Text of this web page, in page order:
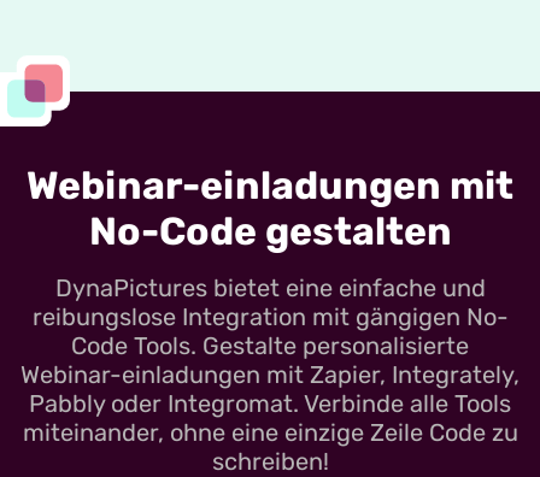
Webinar-einladungen mit
No-Code gestalten
DynaPictures bietet eine einfache und
reibungslose Integration mit gängigen No-
Code Tools. Gestalte personalisierte
Webinar-einladungen mit Zapier, Integrately,
Pabbly oder Integromat. Verbinde alle Tools
miteinander, ohne eine einzige Zeile Code zu
schreiben!